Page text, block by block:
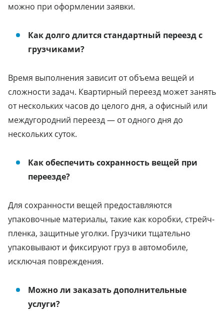
можно при оформлении заявки.
Как долго длится стандартный переезд с
грузчиками?
Время выполнения зависит от объема вещей и
сложности задач. Квартирный переезд может занять
от нескольких часов до целого дня, а офисный или
междугородний переезд — от одного дня до
нескольких суток.
Как обеспечить сохранность вещей при
переезде?
Для сохранности вещей предоставляются
упаковочные материалы, такие как коробки, стрейч-
пленка, защитные уголки. Грузчики тщательно
упаковывают и фиксируют груз в автомобиле,
исключая повреждения.
Можно ли заказать дополнительные
услуги?